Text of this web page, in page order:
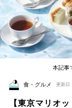
本記事
食・グルメ 更新日
【東京マリオ